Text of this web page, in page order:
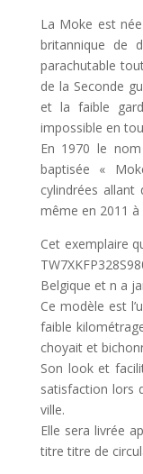
La Moke est
britannique de
parachutable
de la Seconde
et la faible
impossible en
En 1970 le
baptisée «
cylindrées
même en 2011
Cet exemplaire
Belgique et n a
Ce modèle est
faible
choyait et
Son look et
satisfaction lors
ville.
Elle sera livrée
titre titre de